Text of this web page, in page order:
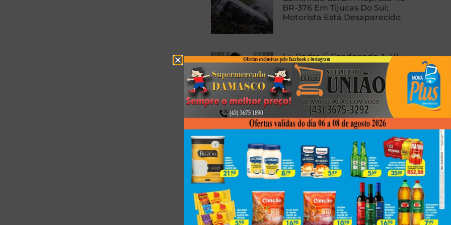
BR-376 Em Tijucas Do Sul;
Motorista Está Desaparecido
Ex-Padre É Condenado A 48
Anos De Prisão Por Tortura De
Enteados
5 Motivos Para Não Perder O
LENDAA 2026, Festival Que Une
Música Eletrônica E Natureza
Em Morretes